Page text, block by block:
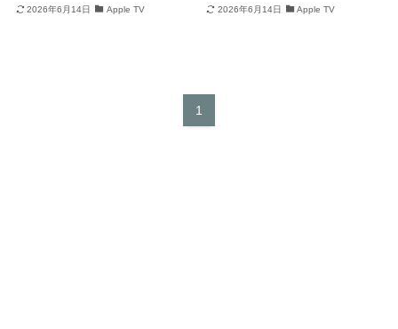
2026年6月14日 Apple TV 2026年6月14日 Apple TV
1